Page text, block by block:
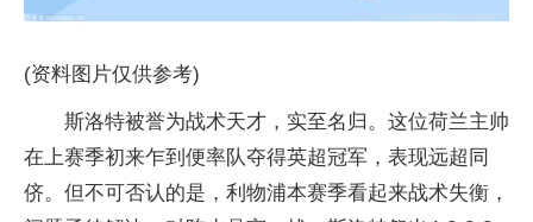
(资料图片仅供参考)
斯洛特被誉为战术天才，实至名归。这位荷兰主帅
在上赛季初来乍到便率队夺得英超冠军，表现远超同
侪。但不可否认的是，利物浦本赛季看起来战术失衡，